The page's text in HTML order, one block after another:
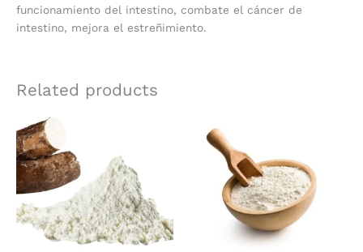
funcionamiento del intestino, combate el cáncer de
intestino, mejora el estreñimiento.
Related products